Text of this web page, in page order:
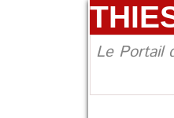
Le Portail